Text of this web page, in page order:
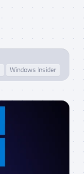
Windows Insider